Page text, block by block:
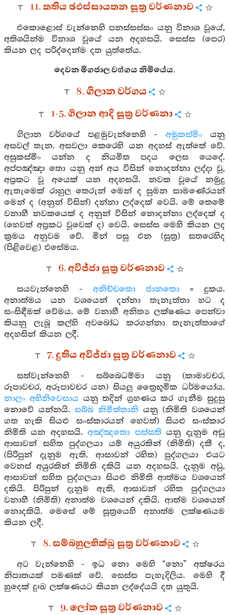
11. තතිය ඡඵස්සායතන සූත්‍ර වර්ණනාව
එකොළොස් වැන්නෙහි පනස්සස්සං යනු විනාශ වූයේ,
අතිශයින්ම විනාශ වූයේ යන අදහසයි. සෙස්ස (පෙර)
කියන ලද පරිද්දෙන්ම දත යුත්තේය.
දෙවන මිගජාල වග්ගය නිමියේය.
8. ගිලාන වර්ගය
1-5. ගිලාන ආදි සූත්‍ර වර්ණනා
ගිලාන වර්ගයේ පළමුවැන්නෙහි - අමුකස්මිංයනු
අසවල් තැන. අසවලා කෙරෙහි යන අදහස් ඇත්තේ වේ.
අසුකස්මිං යන්න ද නියමිත පදය ලෙස යෙදේ.
අප්පඤ්ඤා තො යනු අන් අය විසින් නොදන්නා ලද්දා වූ,
අප්‍රකට වූ අයෙක් යන අදහසයි. නවක වූයේ නමුදු
ඇතැමෙක් රාහුල තෙරුන් මෙන් ද සුමන සාමණේරයන්
මෙන් ද (අනුන් විසින්) දන්නා ලද්දෙක් වෙයි. මේ තෙමේ
වනාහී නවකයෙක් ද අනුන් විසින් නොදන්නා ලද්දෙක් ද
(හෙවත් අප්‍රකට වූවෙක් ද) වෙයි. සෙස්ස මෙහි කියන ලද
ක්‍රමය අනුවම වේ. මින් පසු එන (සූත්‍ර) සතරෙහිද
(පිළිවෙළ) එසේමය.
6. අවිජ්ජා සූත්‍ර වර්ණනාව
සයවැන්නෙහි - අනිච්චතො ජානතො= දුකය.
අනාත්මය යන වශයෙන් දන්නා තැනැත්තා හට ද
සංසිඳීමක් වේමය. මේ වනාහී අනිත්‍ය ලක්ෂණය පෙන්වා
කියනු ලැබූ කල්හි අවබෝධ කරගන්නා තැනැත්තාගේ
අදහසින් කියන ලදී.
7. දුතිය අවිජ්ජා සූත්‍ර වර්ණනාව
සත්වැන්නෙහි - සබ්බෙධම්මා යනු (කාමාවචර,
රූපාවචර, අරූපාවචර යන) සියලු ත්‍රෛභූමික ධර්මයෝය.
නාලං අභිනිවෙසාය යනු තදින් ග්‍රහණය කර ගැනීම සුදුසු
නොවේ යන්නයි. සබ්බ නිමිත්තානි යනු (නිමිති වශයෙන්
ගත හැකි සියළු සංස්කාරයන් හෙවත්) සියළු සංස්කාර
නිමිති යන අදහසයි.අඤ්ඤතො පස්සති යනු දැනුම අඩු
ආසාවන් සහිත පුද්ගලයා යම් අයුරකින් (නිමිති) දකී ද,
(පිරිපුන් දැනුම ඇති. ආසාවන් රහිත) පුද්ගලයා එයට
වෙනස් අයුරකින් නිමිති දකියි යන අදහසයි. දැනුම අඩු,
ආසාවන් සහිත පුද්ගලයා සියළු නිමිති ආත්මය වශයෙන්
දකියි. පිරිපුන් දැනුම ඇති, ආසාවන් රහිත පුද්ගලයා
වනාහී (නිමිති) අනාත්ම වශයෙන් දකියි. ආත්ම වශයෙන්
නොදකියි. මෙසේ මේ සූත්‍රයෙහි අනාත්ම ලක්ෂණයම
කියන ලදී.
8. සම්බහුලභික්ඛු සූත්‍ර වර්ණනාව
අට වැන්නෙහි - ඉධ නො මෙහි “නො” අක්ෂරය
නිපාතයක් පමණක් වේ. සෙස්ස පැහැදිලිය. මෙහි දී
හුදෙක් දුඃඛ ලක්ෂණයට කියන ලද්දේයයි දත යුතුයි.
9. ලෝක සූත්‍ර වර්ණනාව